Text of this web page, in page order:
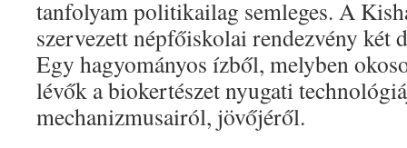
tanfolyam politikailag semleges. A
szervezett népfőiskolai rendezvény két
Egy hagyományos ízből, melyben
lévők a biokertészet nyugati
mechanizmusairól, jövőjéről.